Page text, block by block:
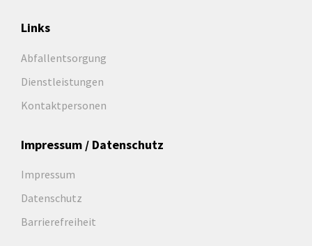
Links
Abfallentsorgung
Dienstleistungen
Kontaktpersonen
Impressum / Datenschutz
Impressum
Datenschutz
Barrierefreiheit